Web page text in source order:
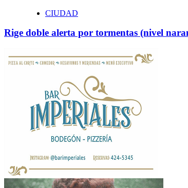
CIUDAD
Rige doble alerta por tormentas (nivel